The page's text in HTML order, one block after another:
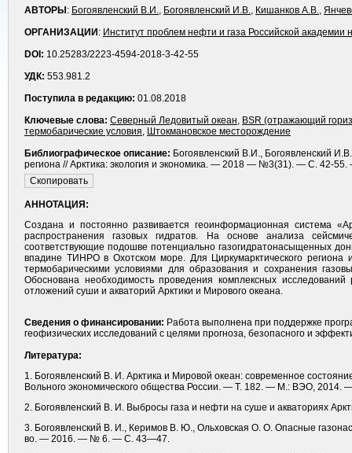
АВТОРЫ : Богоявленский В.И., Богоявленский И.В., Кишанков А.В.,
ОРГАНИЗАЦИИ : Институт проблем нефти и газа Российской академии
DOI: 10.25283/2223-4594-2018-3-42-55
УДК: 553.981.2
Поступила в редакцию: 01.08.2018
Ключевые слова: Северный Ледовитый океан, BSR (отражающий
термобарические условия, Штокмановское месторождение
Библиографическое описание: Богоявленский В.И., Богоявленский
региона // Арктика: экология и экономика. — 2018 — №3(31). — С. 42-
АННОТАЦИЯ:
Создана и постоянно развивается геоинформационная система
распространения газовых гидратов. На основе анализа
соответствующие подошве потенциально газогидратонасыщенных
впадине ТИНРО в Охотском море. Для Циркумарктического
термобарическими условиями для образования и сохранения
Обоснована необходимость проведения комплексных
отложений суши и акваторий Арктики и Мирового океана.
Сведения о финансировании: Работа выполнена при поддержке
геофизических исследований с целями прогноза, безопасного и
Литература:
1. Богоявленский В. И. Арктика и Мировой океан: современное
Вольного экономического общества России. — Т. 182. — М.: ВЭО, 2014.
2. Богоявленский В. И. Выбросы газа и нефти на суше и акваториях
3. Богоявленский В. И., Керимов В. Ю., Ольховская О. О. Опасные
во. — 2016. — № 6. — С. 43—47.